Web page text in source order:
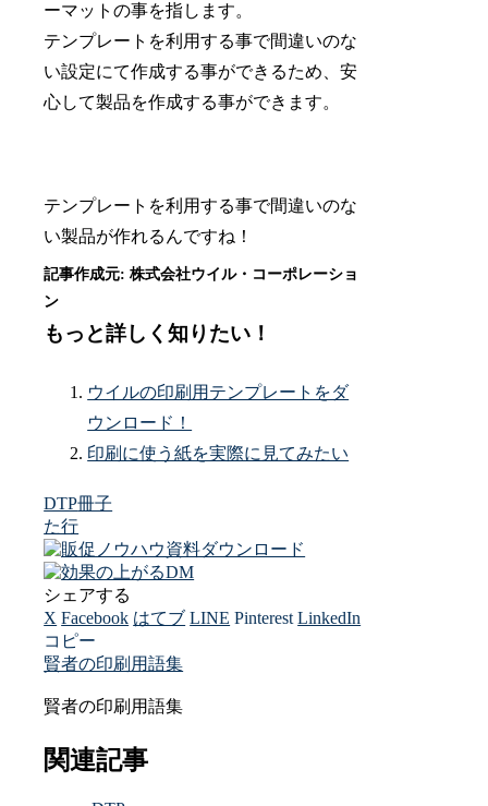
ーマットの事を指します。
テンプレートを利用する事で間違いのな
い設定にて作成する事ができるため、安
心して製品を作成する事ができます。
テンプレートを利用する事で間違いのな
い製品が作れるんですね！
もっと詳しく知りたい！
ウイルの印刷用テンプレートをダ
ウンロード！
印刷に使う紙を実際に見てみたい
DTP冊子
た行
シェアする
X Facebook はてブ LINE Pinterest LinkedIn
コピー
賢者の印刷用語集
賢者の印刷用語集
関連記事